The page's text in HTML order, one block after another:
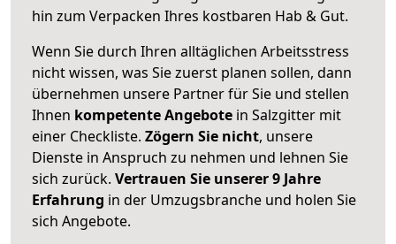
hin zum Verpacken Ihres kostbaren Hab & Gut.
Wenn Sie durch Ihren alltäglichen Arbeitsstress
nicht wissen, was Sie zuerst planen sollen, dann
übernehmen unsere Partner für Sie und stellen
Ihnen kompetente Angebote in Salzgitter mit
einer Checkliste. Zögern Sie nicht, unsere
Dienste in Anspruch zu nehmen und lehnen Sie
sich zurück. Vertrauen Sie unserer 9 Jahre
Erfahrung in der Umzugsbranche und holen Sie
sich Angebote.